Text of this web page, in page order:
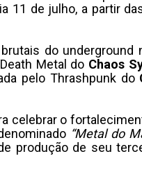
de julho, a partir
do underground
Metal do Chaos
pelo Thrashpunk do
celebrar o
“Metal do
produção de seu